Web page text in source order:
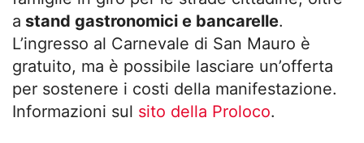
a stand gastronomici e bancarelle.
L’ingresso al Carnevale di San Mauro è
gratuito, ma è possibile lasciare un’offerta
per sostenere i costi della manifestazione.
Informazioni sul sito della Proloco.